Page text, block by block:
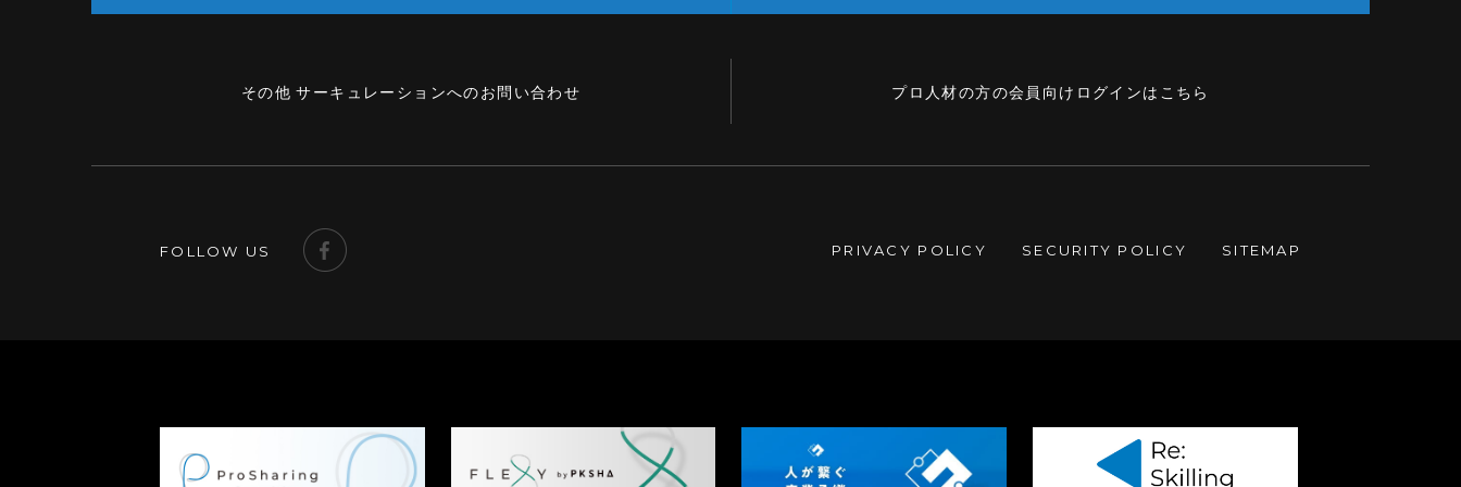
その他 サーキュレーションへのお問い合わせ プロ人材の方の会員向けログインはこちら
FOLLOW US PRIVACY POLICY SECURITY POLICY SITEMAP